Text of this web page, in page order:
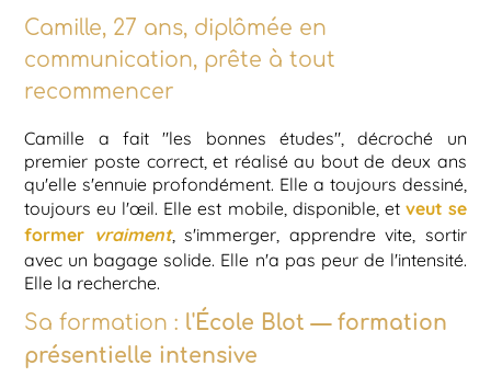
Camille, 27 ans, diplômée en
communication, prête à tout
recommencer
Camille a fait "les bonnes études", décroché un
premier poste correct, et réalisé au bout de deux ans
qu'elle s'ennuie profondément. Elle a toujours dessiné,
toujours eu l'œil. Elle est mobile, disponible, et veut se
former vraiment, s'immerger, apprendre vite, sortir
avec un bagage solide. Elle n'a pas peur de l'intensité.
Elle la recherche.
Sa formation : l'École Blot — formation
présentielle intensive